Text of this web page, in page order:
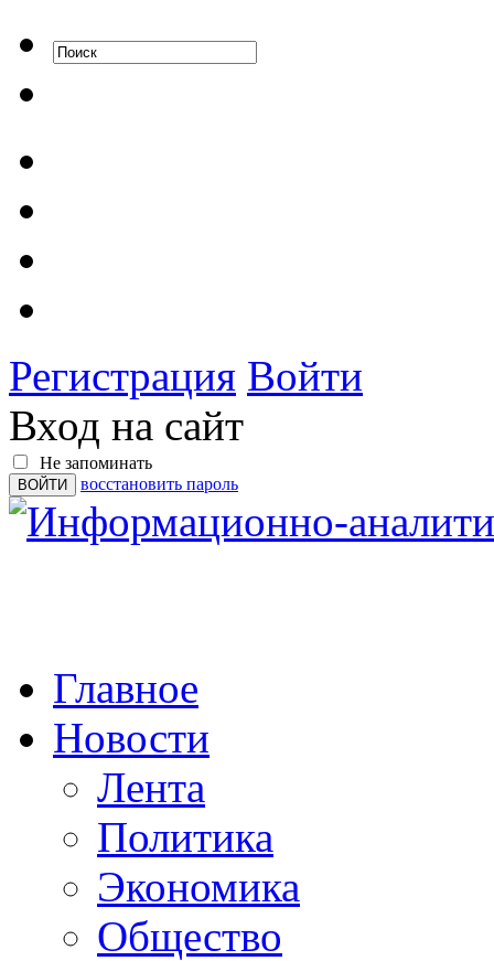
Регистрация Войти
Вход на сайт
Не запоминать
восстановить пароль
Главное
Новости
Лента
Политика
Экономика
Общество